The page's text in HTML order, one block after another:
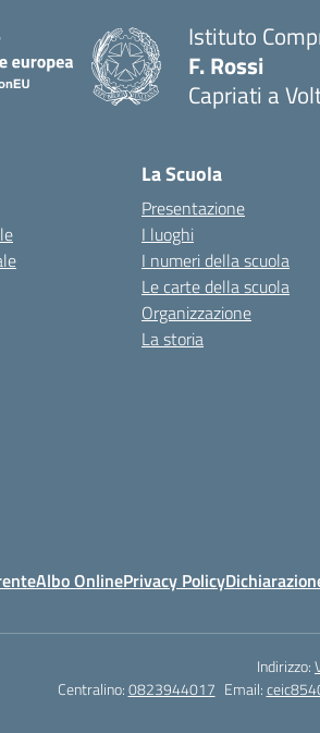
Istituto
F. Rossi
Capriati a
La Scuola
Presentazione
I luoghi
I numeri della scuola
Le carte della scuola
Organizzazione
La storia
Albo OnlinePrivacy Policy
Indirizzo:
Centralino:0823944017 Email: